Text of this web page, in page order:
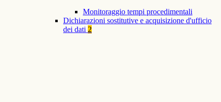
Monitoraggio tempi procedimentali
Dichiarazioni sostitutive e acquisizione d'ufficio
dei dati 2